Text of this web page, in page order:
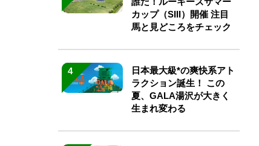
カップ（SIII）開催 注目
馬と見どころをチェック
4
日本最大級*の爽快系アト
ラクション誕生！ この
夏、GALA湯沢が大きく
生まれ変わる